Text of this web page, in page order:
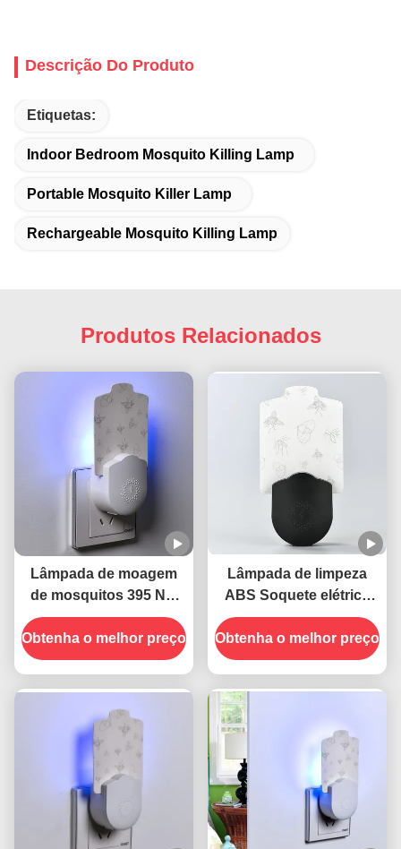
Descrição Do Produto
Etiquetas:
Indoor Bedroom Mosquito Killing Lamp
Portable Mosquito Killer Lamp
Rechargeable Mosquito Killing Lamp
Produtos Relacionados
Lâmpada de moagem
de mosquitos 395 NM
UV
Obtenha o melhor preço
Lâmpada de limpeza
ABS Soquete elétrico
395 NM UV Lâmpada
anti-mosquito armadilha
anti-insetos voadora
Obtenha o melhor preço